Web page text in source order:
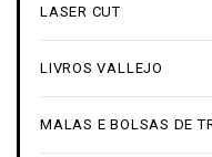
LASER CUT
LIVROS VALLEJO
MALAS E BOLSAS DE